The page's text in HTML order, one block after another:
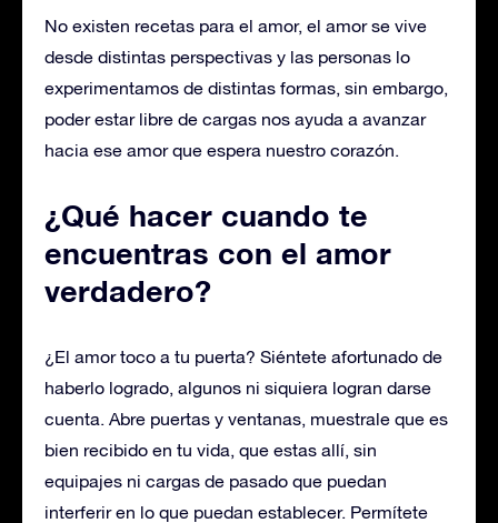
No existen recetas para el amor, el amor se vive
desde distintas perspectivas y las personas lo
experimentamos de distintas formas, sin embargo,
poder estar libre de cargas nos ayuda a avanzar
hacia ese amor que espera nuestro corazón.
¿Qué hacer cuando te
encuentras con el amor
verdadero?
¿El amor toco a tu puerta? Siéntete afortunado de
haberlo logrado, algunos ni siquiera logran darse
cuenta. Abre puertas y ventanas, muestrale que es
bien recibido en tu vida, que estas allí, sin
equipajes ni cargas de pasado que puedan
interferir en lo que puedan establecer. Permítete